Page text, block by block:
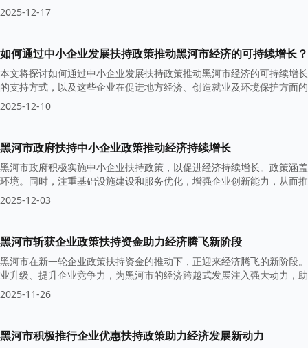
2025-12-17
如何通过中小企业发展扶持政策推动黑河市经济的可持续增长？
本文将探讨如何通过中小企业发展扶持政策推动黑河市经济的可持续增
的支持方式，以及这些企业在促进地方经济、创造就业及环境保护方面
2025-12-10
黑河市政府扶持中小企业政策推动经济持续增长
黑河市政府积极实施中小企业扶持政策，以促进经济持续增长。政策涵
环境。同时，注重基础设施建设和服务优化，增强企业创新能力，从而
2025-12-03
黑河市斩获企业政策扶持资金助力经济腾飞新阶段
黑河市在新一轮企业政策扶持资金的推动下，正迎来经济腾飞的新阶段
业升级、提升企业竞争力，为黑河市的经济跨越式发展注入强大动力，
2025-11-26
黑河市积极推行企业优惠扶持政策助力经济发展新动力